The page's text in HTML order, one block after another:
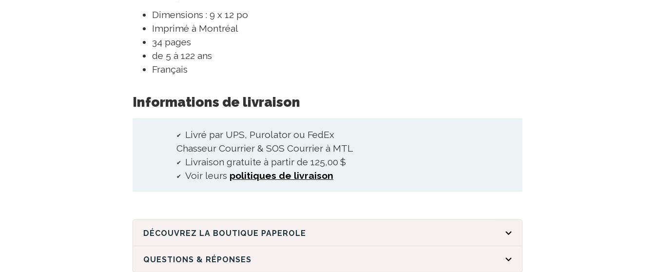
Dimensions : 9 x 12 po
Imprimé à Montréal
34 pages
de 5 à 122 ans
Français
Informations de livraison
Livré par UPS, Purolator ou FedEx
Chasseur Courrier & SOS Courrier à MTL
Livraison gratuite à partir de 125,00 $
Voir leurs politiques de livraison
DÉCOUVREZ LA BOUTIQUE PAPEROLE
QUESTIONS & RÉPONSES